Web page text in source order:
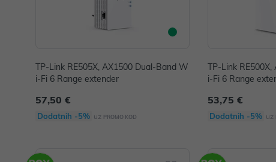
TP-Link RE505X, AX1500 Dual-Band W
i-Fi 6 Range extender
57,50 €
Dodatnih -5% uz PROMO KOD
TP-Link
i-Fi 6 Range
53,75 €
Dodatnih -5% uz